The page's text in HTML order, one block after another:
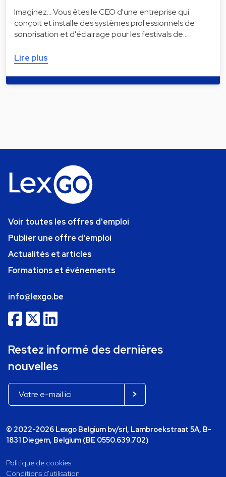
Imaginez... Vous êtes le CEO d'une entreprise qui
conçoit et installe des systèmes professionnels de
sonorisation et d'éclairage pour les festivals de…
Lire plus
Voir toutes les offres d'emploi
Publier une offre d'emploi
Actualités et articles
Formations et événements
info@lexgo.be
Restez informé des dernières
nouvelles
© 2022-2026 Lexgo Belgium bv/srl, Lambroekstraat 5A, B-
1831 Diegem, Belgium (BE 0550.639.702)
Politique de cookies
Conditions d'utilisation